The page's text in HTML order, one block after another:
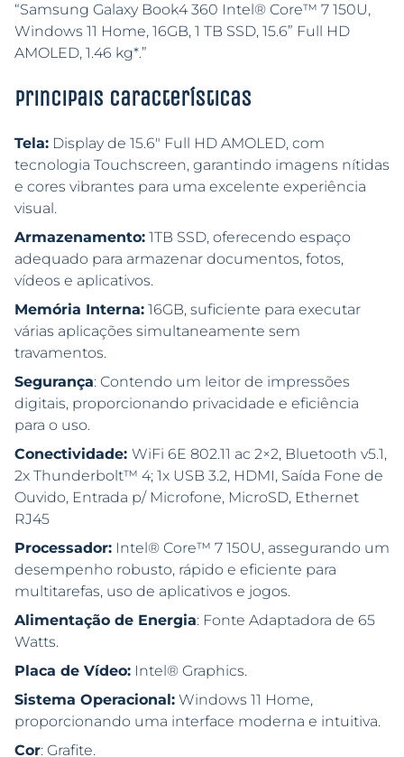
“Samsung Galaxy Book4 360 Intel® Core™ 7 150U,
Windows 11 Home, 16GB, 1 TB SSD, 15.6” Full HD
AMOLED, 1.46 kg*.”
Principais características
Tela: Display de 15.6″ Full HD AMOLED, com
tecnologia Touchscreen, garantindo imagens nítidas
e cores vibrantes para uma excelente experiência
visual.
Armazenamento: 1TB SSD, oferecendo espaço
adequado para armazenar documentos, fotos,
vídeos e aplicativos.
Memória Interna: 16GB, suficiente para executar
várias aplicações simultaneamente sem
travamentos.
Segurança: Contendo um leitor de impressões
digitais, proporcionando privacidade e eficiência
para o uso.
Conectividade: WiFi 6E 802.11 ac 2×2, Bluetooth v5.1,
2x Thunderbolt™ 4; 1x USB 3.2, HDMI, Saída Fone de
Ouvido, Entrada p/ Microfone, MicroSD, Ethernet
RJ45
Processador: Intel® Core™ 7 150U, assegurando um
desempenho robusto, rápido e eficiente para
multitarefas, uso de aplicativos e jogos.
Alimentação de Energia: Fonte Adaptadora de 65
Watts.
Placa de Vídeo: Intel® Graphics.
Sistema Operacional: Windows 11 Home,
proporcionando uma interface moderna e intuitiva.
Cor: Grafite.